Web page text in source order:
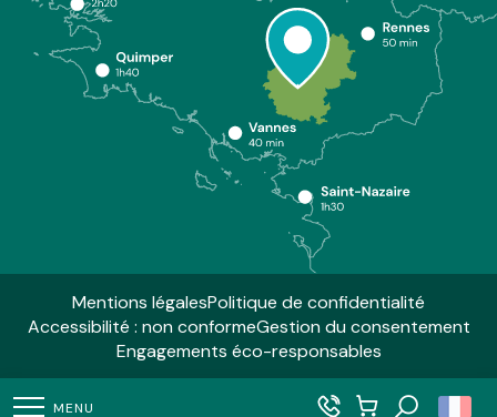
MENU
Mentions légalesPolitique de confidentialité
Accessibilité : non conformeGestion du consentement
Engagements éco-responsables